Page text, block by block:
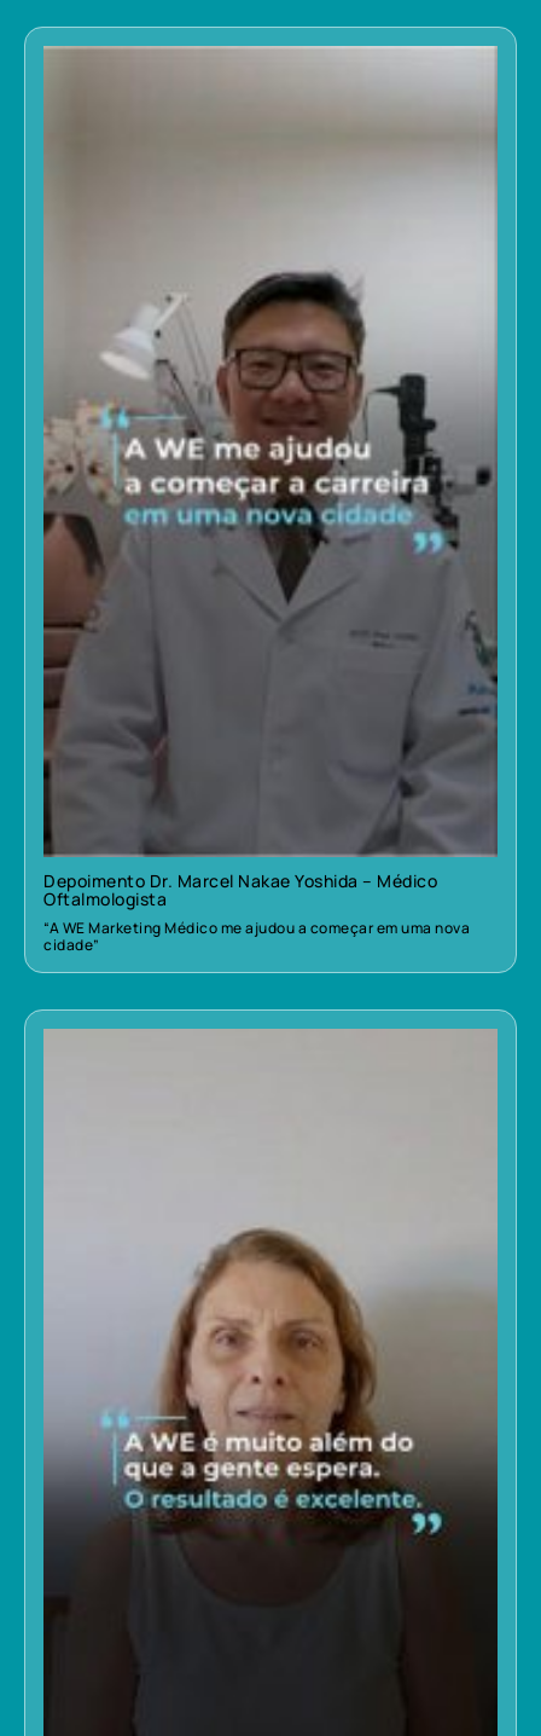
Depoimento Dr. Marcel Nakae Yoshida – Médico
Oftalmologista
“A WE Marketing Médico me ajudou a começar em uma nova
cidade”